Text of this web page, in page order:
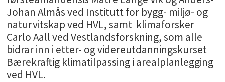
Johan Almås ved Institutt for bygg- miljø- og
naturvitskap ved HVL, samt klimaforsker
Carlo Aall ved Vestlandsforskning, som alle
bidrar inn i etter- og videreutdanningskurset
Bærekraftig klimatilpassing i arealplanlegging
ved HVL.